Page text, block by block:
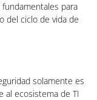
para
del ciclo de vida de
solamente es
al ecosistema de TI